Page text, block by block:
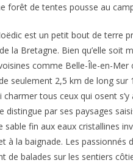
forêt de tentes pousse au
est un petit bout de terre
la Bretagne. Bien qu’elle soit
comme Belle-Île-en-Mer
seulement 2,5 km de long sur
charmer tous ceux qui osent s’y
distingue par ses paysages
sable fin aux eaux cristallines
à la baignade. Les passionnés
de balades sur les sentiers